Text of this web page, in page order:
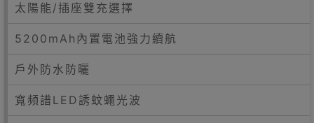
太陽能/插座雙充選擇
5200mAh內置電池強力續航
戶外防水防曬
寬頻譜LED誘蚊蠅光波